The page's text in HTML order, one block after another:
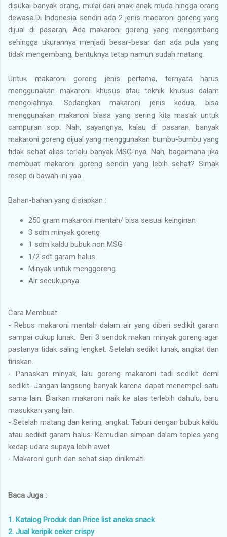
disukai banyak orang, mulai dari anak-anak muda hingga orang
dewasa.Di Indonesia sendiri ada 2 jenis macaroni goreng yang
dijual di pasaran, Ada makaroni goreng yang mengembang
sehingga ukurannya menjadi besar-besar dan ada pula yang
tidak mengembang, bentuknya tetap namun sudah matang.
Untuk makaroni goreng jenis pertama, ternyata harus
menggunakan makaroni khusus atau teknik khusus dalam
mengolahnya. Sedangkan makaroni jenis kedua, bisa
menggunakan makaroni biasa yang sering kita masak untuk
campuran sop. Nah, sayangnya, kalau di pasaran, banyak
makaroni goreng dijual yang menggunakan bumbu-bumbu yang
tidak sehat alias terlalu banyak MSG-nya. Nah, bagaimana jika
membuat makaroni goreng sendiri yang lebih sehat? Simak
resep di bawah ini yaa…
Bahan-bahan yang disiapkan :
250 gram makaroni mentah/ bisa sesuai keinginan
3 sdm minyak goreng
1 sdm kaldu bubuk non MSG
1/2 sdt garam halus
Minyak untuk menggoreng
Air secukupnya
Cara Membuat
- Rebus makaroni mentah dalam air yang diberi sedikit garam
sampai cukup lunak. Beri 3 sendok makan minyak goreng agar
pastanya tidak saling lengket. Setelah sedikit lunak, angkat dan
tiriskan.
- Panaskan minyak, lalu goreng makaroni tadi sedikit demi
sedikit. Jangan langsung banyak karena dapat menempel satu
sama lain. Biarkan makaroni naik ke atas terlebih dahulu, baru
masukkan yang lain.
- Setelah matang dan kering, angkat. Taburi dengan bubuk kaldu
atau sedikit garam halus. Kemudian simpan dalam toples yang
kedap udara supaya lebih awet
- Makaroni gurih dan sehat siap dinikmati.
Baca Juga :
1. Katalog Produk dan Price list aneka snack
2. Jual keripik ceker crispy